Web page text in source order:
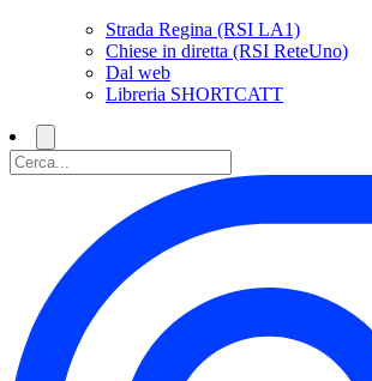
Strada Regina (RSI LA1)
Chiese in diretta (RSI ReteUno)
Dal web
Libreria SHORTCATT